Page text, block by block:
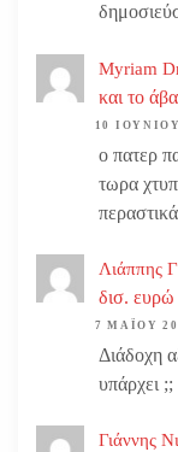
Myriam
και το
10
ο πατερ
τωρα
Λιάππης
δισ. ευρώ
7 ΜΑΪ́ΟΥ
Διάδοχη
υπάρχει ;;
Γιάννης